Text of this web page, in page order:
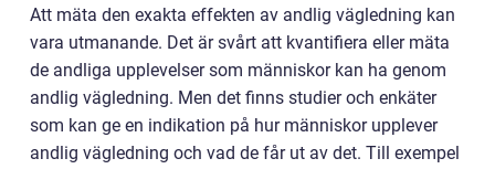
Att mäta den exakta effekten av andlig vägledning kan
vara utmanande. Det är svårt att kvantifiera eller mäta
de andliga upplevelser som människor kan ha genom
andlig vägledning. Men det finns studier och enkäter
som kan ge en indikation på hur människor upplever
andlig vägledning och vad de får ut av det. Till exempel